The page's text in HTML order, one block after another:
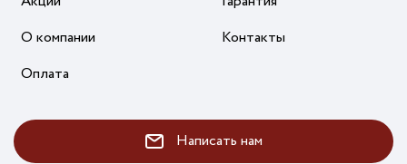
О компании
Оплата
Контакты
Написать нам